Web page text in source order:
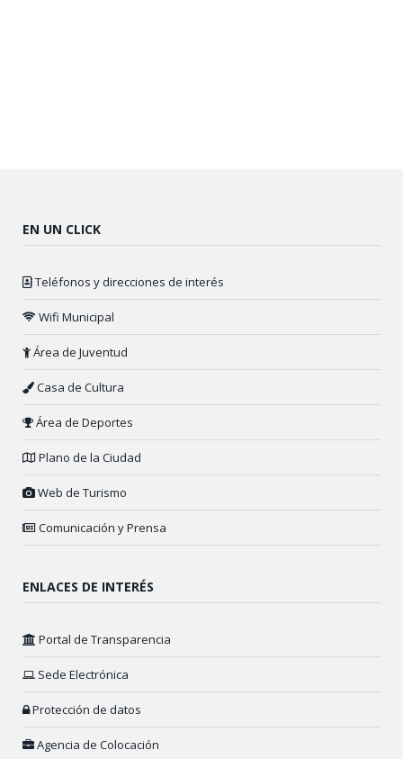
EN UN CLICK
Teléfonos y direcciones de interés
Wifi Municipal
Área de Juventud
Casa de Cultura
Área de Deportes
Plano de la Ciudad
Web de Turismo
Comunicación y Prensa
ENLACES DE INTERÉS
Portal de Transparencia
Sede Electrónica
Protección de datos
Agencia de Colocación